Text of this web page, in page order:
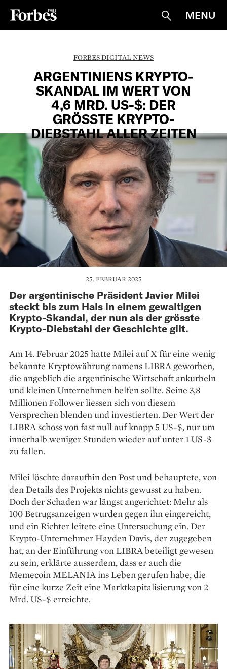
Suche
MENU
FORBES DIGITAL NEWS
ARGENTINIENS KRYPTO-
SKANDAL IM WERT VON
4,6 MRD. US-$: DER
GRÖSSTE KRYPTO-
DIEBSTAHL ALLER ZEITEN
25. FEBRUAR 2025
Der argentinische Präsident Javier Milei
steckt bis zum Hals in einem gewaltigen
Krypto-Skandal, der nun als der grösste
Krypto-Diebstahl der Geschichte gilt.
Am 14. Februar 2025 hatte Milei auf X für eine wenig
bekannte Kryptowährung namens LIBRA geworben,
die angeblich die argentinische Wirtschaft ankurbeln
und kleinen Unternehmen helfen sollte. Seine 3,8
Millionen Follower liessen sich von diesem
Versprechen blenden und investierten. Der Wert der
LIBRA schoss von fast null auf knapp 5 US-$, nur um
innerhalb weniger Stunden wieder auf unter 1 US-$
zu fallen.
Milei löschte daraufhin den Post und behauptete, von
den Details des Projekts nichts gewusst zu haben.
Doch der Schaden war längst angerichtet: Mehr als
100 Betrugsanzeigen wurden gegen ihn eingereicht,
und ein Richter leitete eine Untersuchung ein. Der
Krypto-Unternehmer Hayden Davis, der zugegeben
hat, an der Einführung von LIBRA beteiligt gewesen
zu sein, erklärte ausserdem, dass er auch die
Memecoin MELANIA ins Leben gerufen habe, die
für eine kurze Zeit eine Marktkapitalisierung von 2
Mrd. US-$ erreichte.